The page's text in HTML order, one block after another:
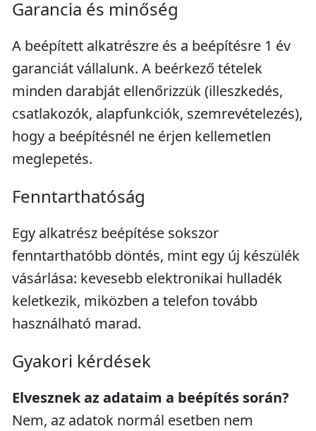
Garancia és minőség
A beépített alkatrészre és a beépítésre 1 év
garanciát vállalunk. A beérkező tételek
minden darabját ellenőrizzük (illeszkedés,
csatlakozók, alapfunkciók, szemrevételezés),
hogy a beépítésnél ne érjen kellemetlen
meglepetés.
Fenntarthatóság
Egy alkatrész beépítése sokszor
fenntarthatóbb döntés, mint egy új készülék
vásárlása: kevesebb elektronikai hulladék
keletkezik, miközben a telefon tovább
használható marad.
Gyakori kérdések
Elvesznek az adataim a beépítés során?
Nem, az adatok normál esetben nem